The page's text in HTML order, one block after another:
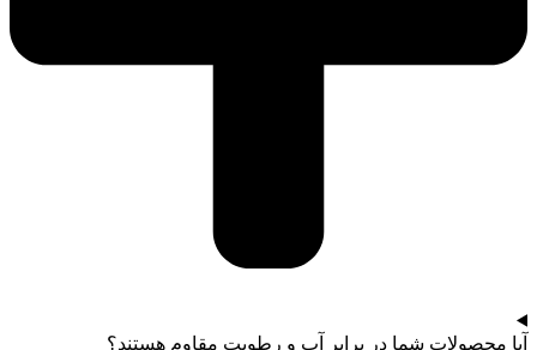
آیا محصولات شما در برابر آب و رطوبت مقاوم هستند؟